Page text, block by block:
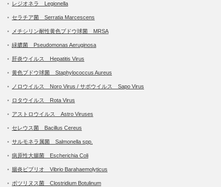
レジオネラ Legionella
セラチア菌 Serratia Marcescens
メチシリン耐性黄色ブドウ球菌 MRSA
緑膿菌 Pseudomonas Aeruginosa
肝炎ウイルス Hepatitis Virus
黄色ブドウ球菌 Staphylococcus Aureus
ノロウイルス Noro Virus / サポウイルス Sapo Virus
ロタウイルス Rota Virus
アストロウイルス Astro Viruses
セレウス菌 Bacillus Cereus
サルモネラ属菌 Salmonella spp.
病原性大腸菌 Escherichia Coli
腸炎ビブリオ Vibrio Barahaemolyticus
ボツリヌス菌 Clostridium Botulinum